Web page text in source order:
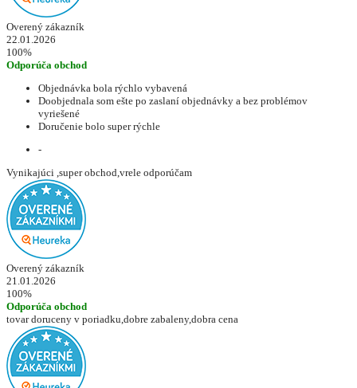
Overený zákazník
22.01.2026
100%
Odporúča obchod
Objednávka bola rýchlo vybavená
Doobjednala som ešte po zaslaní objednávky a bez problémov
vyriešené
Doručenie bolo super rýchle
-
Vynikajúci ,super obchod,vrele odporúčam
Overený zákazník
21.01.2026
100%
Odporúča obchod
tovar doruceny v poriadku,dobre zabaleny,dobra cena